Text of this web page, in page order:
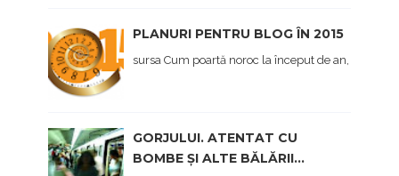
PLANURI PENTRU BLOG ÎN 2015
sursa Cum poartă noroc la început de an, afișez și
GORJULUI. ATENTAT CU
BOMBE ȘI ALTE BĂLĂRII...